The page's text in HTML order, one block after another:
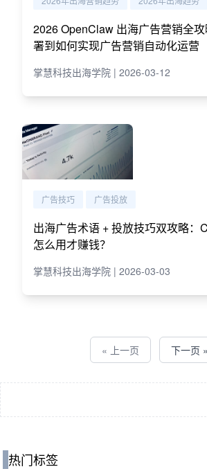
2026 OpenClaw 出海广告营销全
署到如何实现广告营销自动化运营
掌慧科技出海学院 | 2026-03-12
广告技巧 广告投放
出海广告术语 + 投放技巧双攻略：
怎么用才赚钱？
掌慧科技出海学院 | 2026-03-03
« 上一页 下一页 »
热门标签